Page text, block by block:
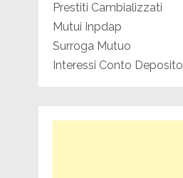
Prestiti Cambializzati
Mutui Inpdap
Surroga Mutuo
Interessi Conto Deposito